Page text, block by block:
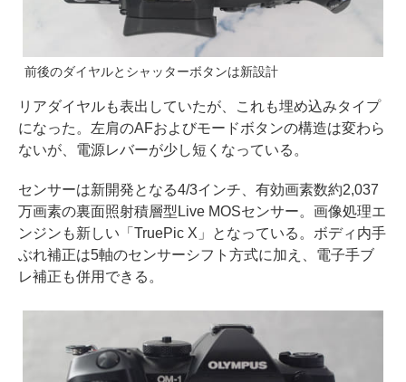
前後のダイヤルとシャッターボタンは新設計
リアダイヤルも表出していたが、これも埋め込みタイプ
になった。左肩のAFおよびモードボタンの構造は変わら
ないが、電源レバーが少し短くなっている。
センサーは新開発となる4/3インチ、有効画素数約2,037
万画素の裏面照射積層型Live MOSセンサー。画像処理エ
ンジンも新しい「TruePic X」となっている。ボディ内手
ぶれ補正は5軸のセンサーシフト方式に加え、電子手ブ
レ補正も併用できる。